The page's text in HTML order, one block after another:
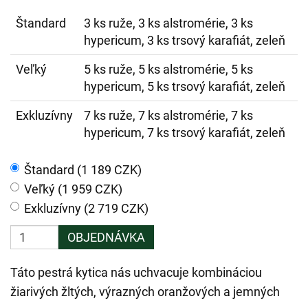
Štandard
3 ks ruže, 3 ks alstromérie, 3 ks
hypericum, 3 ks trsový karafiát, zeleň
Veľký
5 ks ruže, 5 ks alstromérie, 5 ks
hypericum, 5 ks trsový karafiát, zeleň
Exkluzívny
7 ks ruže, 7 ks alstromérie, 7 ks
hypericum, 7 ks trsový karafiát, zeleň
Štandard (1 189 CZK)
Veľký (1 959 CZK)
Exkluzívny (2 719 CZK)
OBJEDNÁVKA
Táto pestrá kytica nás uchvacuje kombináciou
žiarivých žltých, výrazných oranžových a jemných